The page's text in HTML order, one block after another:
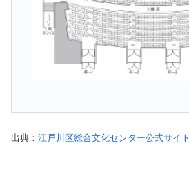
出典： 江戸川区総合文化センター公式サイト